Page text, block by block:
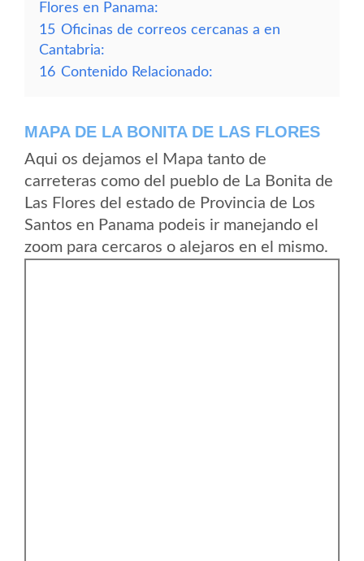
Flores en Panama:
15 Oficinas de correos cercanas a en
Cantabria:
16 Contenido Relacionado:
MAPA DE LA BONITA DE LAS FLORES
Aqui os dejamos el Mapa tanto de
carreteras como del pueblo de La Bonita de
Las Flores del estado de Provincia de Los
Santos en Panama podeis ir manejando el
zoom para cercaros o alejaros en el mismo.